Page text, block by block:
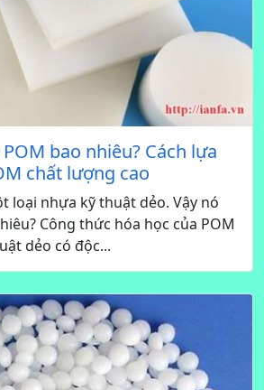
bao nhiêu? Cách lựa
chất lượng cao
loại nhựa kỹ thuật dẻo. Vậy nó
Công thức hóa học của POM
dẻo có độc...